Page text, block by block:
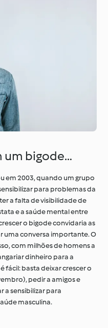
um bigode…
em 2003, quando um grupo
para problemas da
a falta de visibilidade de
e a saúde mental entre
o bigode convidaria as
uma conversa importante. O
com milhões de homens a
dinheiro para a
fácil: basta deixar crescer o
pedir a amigos e
a sensibilizar para
masculina.